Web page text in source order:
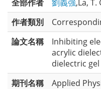
全部作者
劉義強,La, T.
作者類別
論文名稱
Inhibiting
acrylic
dielectric
期刊名稱
Applied